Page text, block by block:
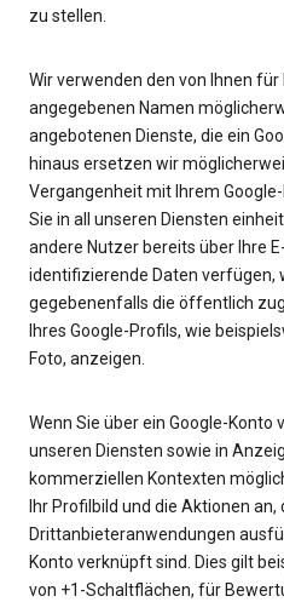
zu stellen.
Wir verwenden den von Ihnen für
angegebenen Namen
angebotenen Dienste, die ein
hinaus ersetzen wir
Vergangenheit mit Ihrem
Sie in all unseren Diensten
andere Nutzer bereits über Ihre
identifizierende Daten verfügen,
gegebenenfalls die öffentlich
Ihres Google-Profils, wie
Foto, anzeigen.
Wenn Sie über ein Google-Konto
unseren Diensten sowie in
kommerziellen Kontexten
Ihr Profilbild und die Aktionen
Drittanbieteranwendungen
Konto verknüpft sind. Dies gilt
von +1-Schaltflächen, für